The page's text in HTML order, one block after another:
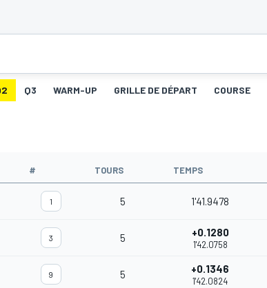
Q3 WARM-UP GRILLE DE DÉPART COURSE
# TOURS TEMPS
1 5 1'41.9478
3 5 +0.1280
1'42.0758
9 5 +0.1346
1'42.0824